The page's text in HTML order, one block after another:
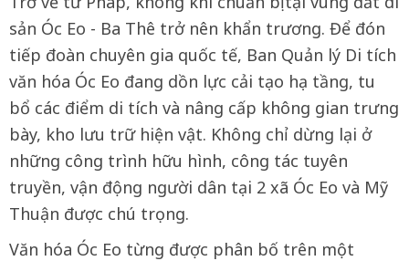
sản Óc Eo - Ba Thê trở nên khẩn trương. Để đón
tiếp đoàn chuyên gia quốc tế, Ban Quản lý Di tích
văn hóa Óc Eo đang dồn lực cải tạo hạ tầng, tu
bổ các điểm di tích và nâng cấp không gian trưng
bày, kho lưu trữ hiện vật. Không chỉ dừng lại ở
những công trình hữu hình, công tác tuyên
truyền, vận động người dân tại 2 xã Óc Eo và Mỹ
Thuận được chú trọng.
Văn hóa Óc Eo từng được phân bố trên một